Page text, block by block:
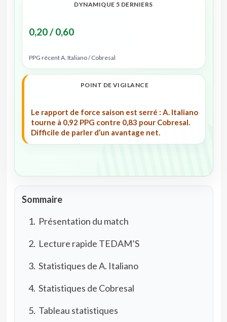
DYNAMIQUE 5 DERNIERS
0,20 / 0,60
PPG récent A. Italiano / Cobresal
POINT DE VIGILANCE
Le rapport de force saison est serré : A. Italiano
tourne à 0,92 PPG contre 0,83 pour Cobresal.
Difficile de parler d’un avantage net.
Sommaire
Présentation du match
Lecture rapide TEDAM’S
Statistiques de A. Italiano
Statistiques de Cobresal
Tableau statistiques